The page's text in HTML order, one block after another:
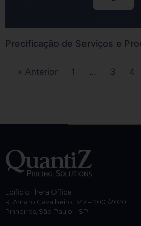
Precificação de Serviços e
« Anterior 1 … 3 4
Edíficio Thera Office
R. Amaro Cavalheiro, 347 – 2001/2020
Pinheiros, São Paulo – SP